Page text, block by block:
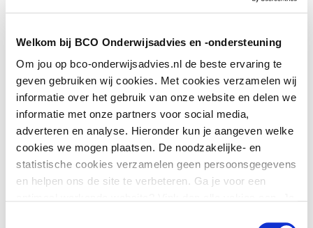
Welkom bij BCO Onderwijsadvies en -ondersteuning
Om jou op bco-onderwijsadvies.nl de beste ervaring te
geven gebruiken wij cookies. Met cookies verzamelen wij
informatie over het gebruik van onze website en delen we
informatie met onze partners voor social media,
adverteren en analyse. Hieronder kun je aangeven welke
cookies we mogen plaatsen. De noodzakelijke- en
statistische cookies verzamelen geen persoonsgegevens
en helpen ons de site te verbeteren. Ga je voor een
Gelijke kansen
Kwaliteit op orde
Onderwijs en
jeugdhulp